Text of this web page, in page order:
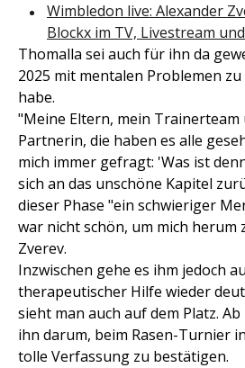
Wimbledon live: Alexander
Blockx im TV, Livestream
Thomalla sei auch für ihn da
2025 mit mentalen Problemen
habe.
"Meine Eltern, mein Trainerteam
Partnerin, die haben es alle
mich immer gefragt: 'Was ist
sich an das unschöne Kapitel
dieser Phase "ein schwieriger
war nicht schön, um mich herum
Zverev.
Inzwischen gehe es ihm jedoch
therapeutischer Hilfe wieder
sieht man auch auf dem Platz.
ihn darum, beim Rasen-Turnier in
tolle Verfassung zu bestätigen.